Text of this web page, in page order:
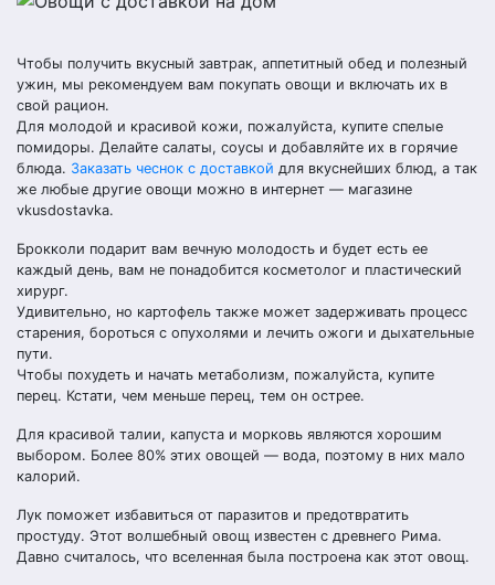
Чтобы получить вкусный завтрак, аппетитный обед и полезный
ужин, мы рекомендуем вам покупать овощи и включать их в
свой рацион.
Для молодой и красивой кожи, пожалуйста, купите спелые
помидоры. Делайте салаты, соусы и добавляйте их в горячие
блюда. Заказать чеснок с доставкой для вкуснейших блюд, а так
же любые другие овощи можно в интернет — магазине
vkusdostavka.
Брокколи подарит вам вечную молодость и будет есть ее
каждый день, вам не понадобится косметолог и пластический
хирург.
Удивительно, но картофель также может задерживать процесс
старения, бороться с опухолями и лечить ожоги и дыхательные
пути.
Чтобы похудеть и начать метаболизм, пожалуйста, купите
перец. Кстати, чем меньше перец, тем он острее.
Для красивой талии, капуста и морковь являются хорошим
выбором. Более 80% этих овощей — вода, поэтому в них мало
калорий.
Лук поможет избавиться от паразитов и предотвратить
простуду. Этот волшебный овощ известен с древнего Рима.
Давно считалось, что вселенная была построена как этот овощ.